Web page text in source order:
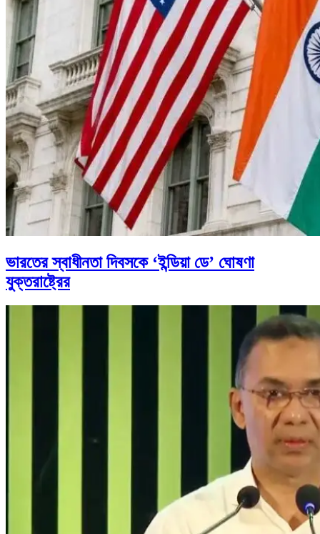
ভারতের স্বাধীনতা দিবসকে ‘ইন্ডিয়া ডে’ ঘোষণা
যুক্তরাষ্ট্রের